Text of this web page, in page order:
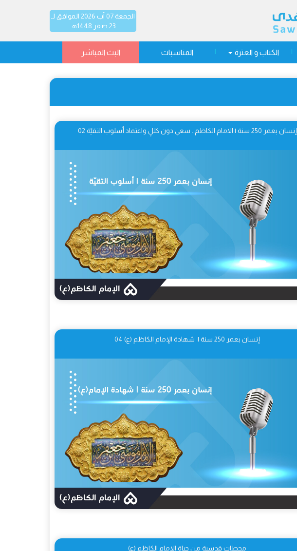
الجمعة 07 آب 2026 الموافق لـ
23 صفر 1448هـ
الكتاب و العترة المناسبات البث المباشر
إنسان بعمر 250 سنة | الامام الكاظم.. سعي دون كللٍ واعتماد أسلوب التقيّة 02
إنسان بعمر 250 سنة | شهادة الإمام الكاظم (ع) 04
محطات قدسية من حياة الإمام الكاظم (ع)